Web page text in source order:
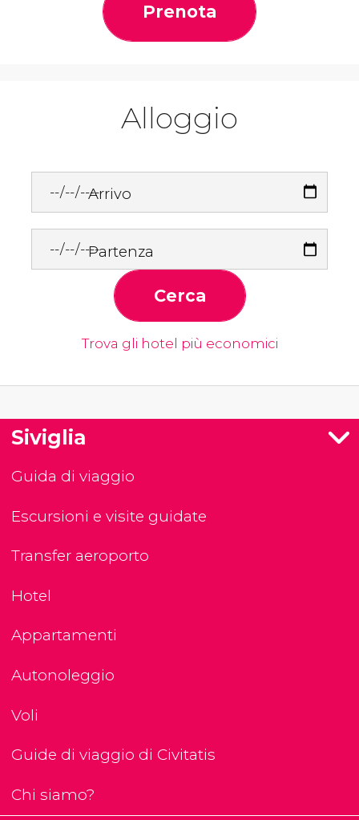
Prenota
Alloggio
Arrivo
Partenza
Cerca
Trova gli hotel più economici
Siviglia
Guida di viaggio
Escursioni e visite guidate
Transfer aeroporto
Hotel
Appartamenti
Autonoleggio
Voli
Guide di viaggio di Civitatis
Chi siamo?